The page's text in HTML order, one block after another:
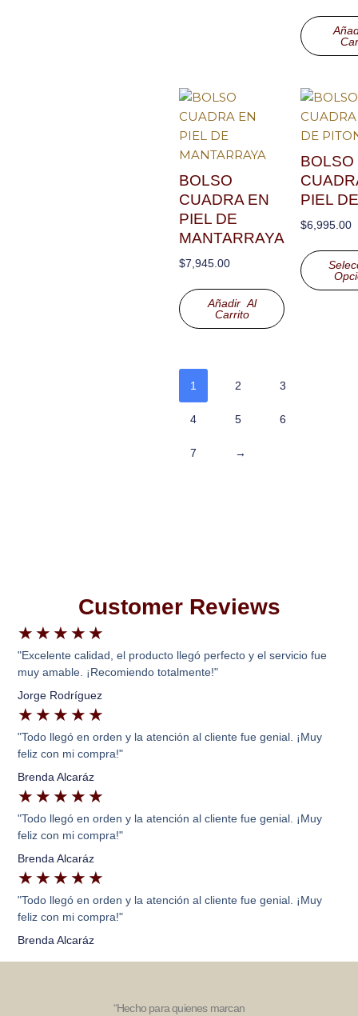
BOLSO
CUADRA EN
PIEL DE
MANTARRAYA
$7,945.00
Añadir Al
Carrito
BOLSO
PIEL
$6,995.00
1 2 3
4 5 6
7 →
Customer Reviews
★ ★ ★ ★ ★
"Excelente calidad, el producto llegó perfecto y el servicio fue
muy amable. ¡Recomiendo totalmente!"
Jorge Rodríguez
★ ★ ★ ★ ★
"Todo llegó en orden y la atención al cliente fue genial. ¡Muy
feliz con mi compra!"
Brenda Alcaráz
★ ★ ★ ★ ★
"Todo llegó en orden y la atención al cliente fue genial. ¡Muy
feliz con mi compra!"
Brenda Alcaráz
★ ★ ★ ★ ★
"Todo llegó en orden y la atención al cliente fue genial. ¡Muy
feliz con mi compra!"
Brenda Alcaráz
“Hecho para quienes marcan